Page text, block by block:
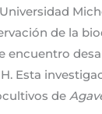
de la
Esta
de